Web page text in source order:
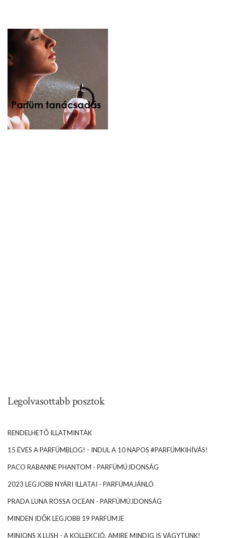
Legolvasottabb posztok
RENDELHETŐ ILLATMINTÁK
15 ÉVES A PARFÜMBLOG! - INDUL A 10 NAPOS #PARFÜMKIHÍVÁS!
PACO RABANNE PHANTOM - PARFÜMÚJDONSÁG
2023 LEGJOBB NYÁRI ILLATAI - PARFÜMAJÁNLÓ
PRADA LUNA ROSSA OCEAN - PARFÜMÚJDONSÁG
MINDEN IDŐK LEGJOBB 19 PARFÜMJE
MINIONS X LUSH - A KOLLEKCIÓ, AMIRE MINDIG IS VÁGYTUNK!